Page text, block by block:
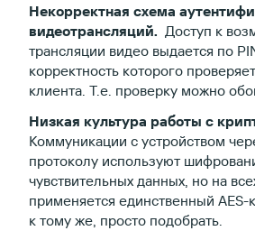
Некорректная схема
видеотрансляций. ​ Доступ к
трансляции видео выдается по
корректность которого
клиента. Т.е. проверку можно
Низкая культура работы с
Коммуникации с устройством
протоколу используют
чувствительных данных, но на
применяется единственный AES-
к тому же, просто подобрать.